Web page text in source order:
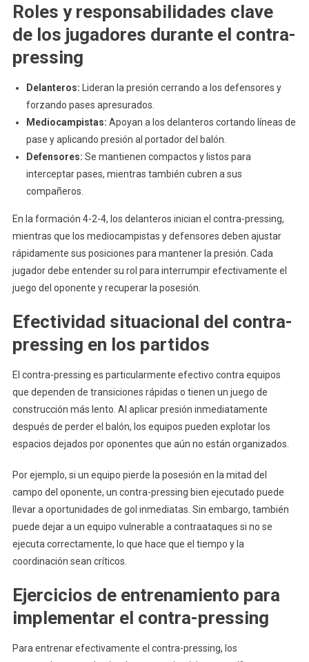
Roles y responsabilidades clave
de los jugadores durante el contra-
pressing
Delanteros: Lideran la presión cerrando a los defensores y
forzando pases apresurados.
Mediocampistas: Apoyan a los delanteros cortando líneas de
pase y aplicando presión al portador del balón.
Defensores: Se mantienen compactos y listos para
interceptar pases, mientras también cubren a sus
compañeros.
En la formación 4-2-4, los delanteros inician el contra-pressing,
mientras que los mediocampistas y defensores deben ajustar
rápidamente sus posiciones para mantener la presión. Cada
jugador debe entender su rol para interrumpir efectivamente el
juego del oponente y recuperar la posesión.
Efectividad situacional del contra-
pressing en los partidos
El contra-pressing es particularmente efectivo contra equipos
que dependen de transiciones rápidas o tienen un juego de
construcción más lento. Al aplicar presión inmediatamente
después de perder el balón, los equipos pueden explotar los
espacios dejados por oponentes que aún no están organizados.
Por ejemplo, si un equipo pierde la posesión en la mitad del
campo del oponente, un contra-pressing bien ejecutado puede
llevar a oportunidades de gol inmediatas. Sin embargo, también
puede dejar a un equipo vulnerable a contraataques si no se
ejecuta correctamente, lo que hace que el tiempo y la
coordinación sean críticos.
Ejercicios de entrenamiento para
implementar el contra-pressing
Para entrenar efectivamente el contra-pressing, los